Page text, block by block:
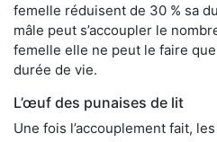
femelle réduisent de 30 % sa
mâle peut s’accoupler le
femelle elle ne peut le faire
durée de vie.
L’œuf des punaises de lit
Une fois l’accouplement fait,